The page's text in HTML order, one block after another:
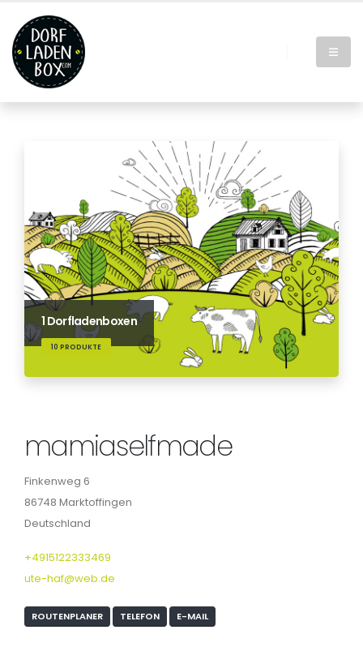
1 Dorfladenboxen
10 PRODUKTE
mamiaselfmade
Finkenweg 6
86748 Marktoffingen
Deutschland
+4915122333469
ute-haf@web.de
ROUTENPLANER TELEFON E-MAIL